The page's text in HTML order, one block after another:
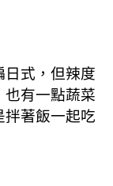
日式，但辣度
也有一點蔬菜
拌著飯一起吃